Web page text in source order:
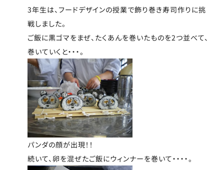
3年生は、フードデザインの授業で飾り巻き寿司作りに挑
戦しました。
ご飯に黒ゴマをまぜ、たくあんを巻いたものを2つ並べて、
巻いていくと・・・。
パンダの顔が出現！！
続いて、卵を混ぜたご飯にウィンナーを巻いて・・・・。